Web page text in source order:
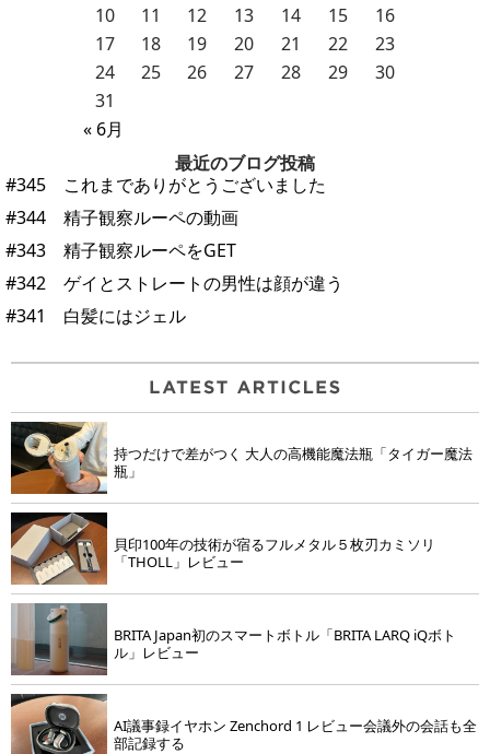
« 6月
10
11 12 13 14 15
16
17
18 19 20 21 22
23
24
25 26 27 28 29
30
31
最近のブログ投稿
#345 これまでありがとうございました
#344 精子観察ルーペの動画
#343 精子観察ルーペをGET
#342 ゲイとストレートの男性は顔が違う
#341 白髪にはジェル
持つだけで差がつく 大人の高機能魔法瓶「タイガー魔法
瓶」
貝印100年の技術が宿るフルメタル５枚刃カミソリ
「THOLL」レビュー
BRITA Japan初のスマートボトル「BRITA LARQ iQボト
ル」レビュー
AI議事録イヤホン Zenchord 1 レビュー会議外の会話も全
部記録する